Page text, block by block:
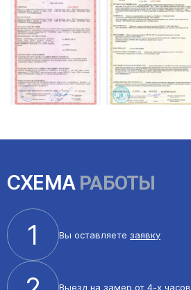
СХЕМАРАБОТЫ
1 Вы оставляете заявку
Выезд на замер от 4-х часов